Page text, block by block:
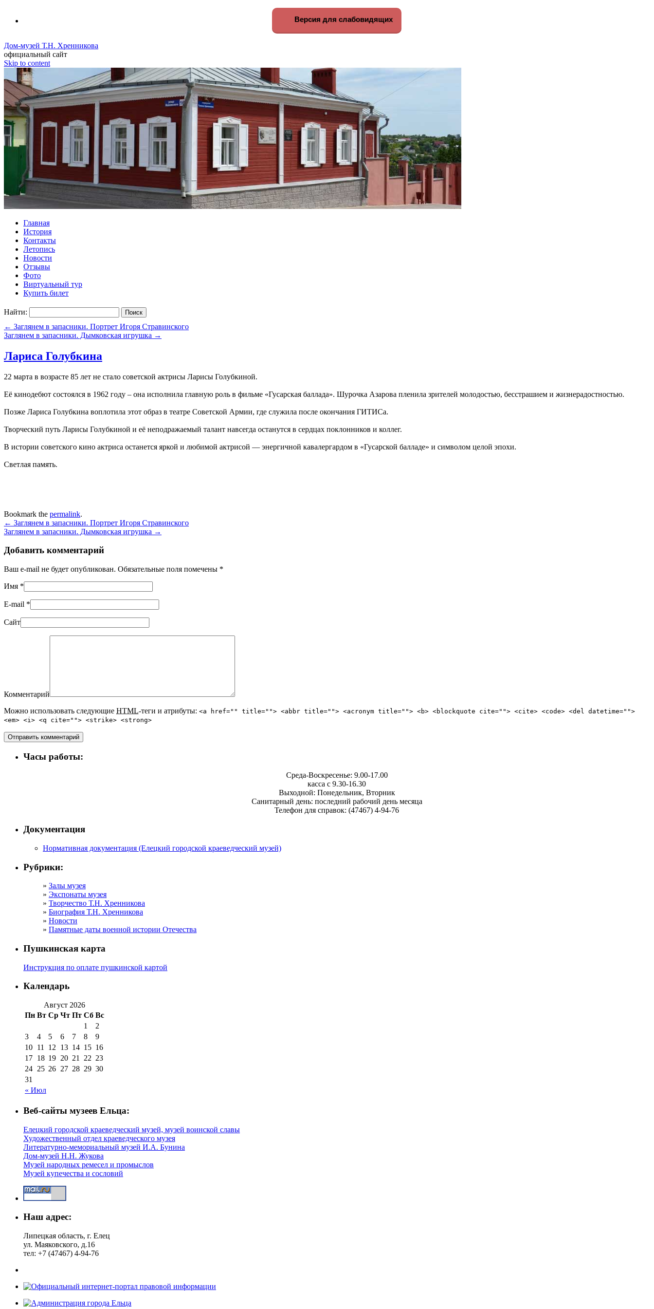
Версия для слабовидящих
Дом-музей Т.Н. Хренникова
официальный сайт
Skip to content
Главная
История
Контакты
Летопись
Новости
Отзывы
Фото
Виртуальный тур
Купить билет
Найти:
← Заглянем в запасники. Портрет Игоря Стравинского
Заглянем в запасники. Дымковская игрушка →
Лариса Голубкина
22 марта в возрасте 85 лет не стало советской актрисы Ларисы Голубкиной.
Её кинодебют состоялся в 1962 году – она исполнила главную роль в фильме «Гусарская баллада». Шурочка Азарова пленила зрителей молодостью, бесстрашием и жизнерадостностью.
Позже Лариса Голубкина воплотила этот образ в театре Советской Армии, где служила после окончания ГИТИСа.
Творческий путь Ларисы Голубкиной и её неподражаемый талант навсегда останутся в сердцах поклонников и коллег.
В истории советского кино актриса останется яркой и любимой актрисой — энергичной кавалергардом в «Гусарской балладе» и символом целой эпохи.
Светлая память.
Bookmark the permalink.
← Заглянем в запасники. Портрет Игоря Стравинского
Заглянем в запасники. Дымковская игрушка →
Добавить комментарий
Ваш e-mail не будет опубликован. Обязательные поля помечены *
Имя *
E-mail *
Сайт
Комментарий
Можно использовать следующие HTML-теги и атрибуты: <a href="" title=""> <abbr title=""> <acronym title=""> <b> <blockquote cite=""> <cite> <code> <del datetime="">
<em> <i> <q cite=""> <strike> <strong>
Часы работы:
Среда-Воскресенье: 9.00-17.00
касса с 9.30-16.30
Выходной: Понедельник, Вторник
Санитарный день: последний рабочий день месяца
Телефон для справок: (47467) 4-94-76
Документация
Нормативная документация (Елецкий городской краеведческий музей)
Рубрики:
Залы музея
Экспонаты музея
Творчество Т.Н. Хренникова
Биография Т.Н. Хренникова
Новости
Памятные даты военной истории Отечества
Пушкинская карта
Инструкция по оплате пушкинской картой
Календарь
Август 2026
Пн Вт Ср Чт Пт Сб Вс
« Июл
1
2
3
4 5 6 7 8
9
10 11 12 13 14 15 16
17 18 19 20 21 22 23
24 25 26 27 28 29 30
31
Веб-сайты музеев Ельца:
Елецкий городской краеведческий музей, музей воинской славы
Художественный отдел краеведческого музея
Литературно-мемориальный музей И.А. Бунина
Дом-музей Н.Н. Жукова
Музей народных ремесел и промыслов
Музей купечества и сословий
Наш адрес:
Липецкая область, г. Елец
ул. Маяковского, д.16
тел: +7 (47467) 4-94-76